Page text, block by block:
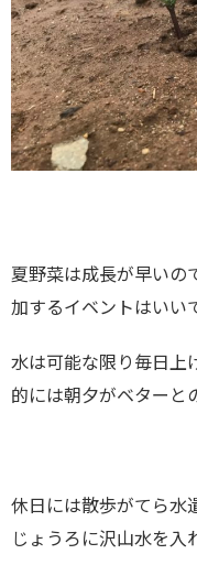
夏野菜は成長が早いの
加するイベントはいい
水は可能な限り毎日上
的には朝夕がベターと
休日には散歩がてら水
じょうろに沢山水を入